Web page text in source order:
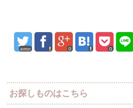
error 0 0
お探しものはこちら